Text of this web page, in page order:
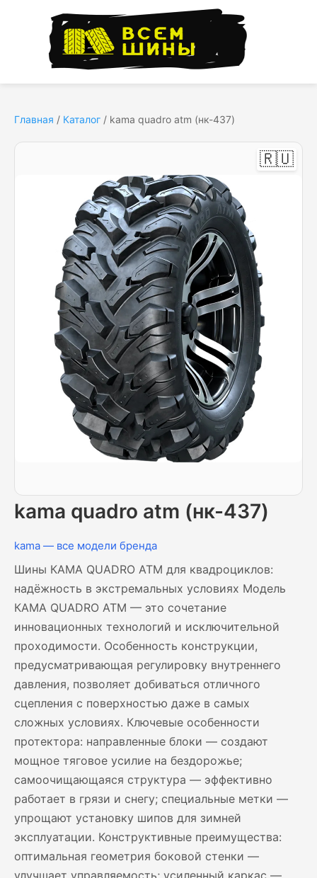
Главная / Каталог / kama quadro atm (нк-437)
🇷🇺
kama quadro atm (нк-437)
kama — все модели бренда
Шины КАМА QUADRO ATM для квадроциклов:
надёжность в экстремальных условиях Модель
КАМА QUADRO ATM — это сочетание
инновационных технологий и исключительной
проходимости. Особенность конструкции,
предусматривающая регулировку внутреннего
давления, позволяет добиваться отличного
сцепления с поверхностью даже в самых
сложных условиях. Ключевые особенности
протектора: направленные блоки — создают
мощное тяговое усилие на бездорожье;
самоочищающаяся структура — эффективно
работает в грязи и снегу; специальные метки —
упрощают установку шипов для зимней
эксплуатации. Конструктивные преимущества:
оптимальная геометрия боковой стенки —
улучшает управляемость; усиленный каркас —